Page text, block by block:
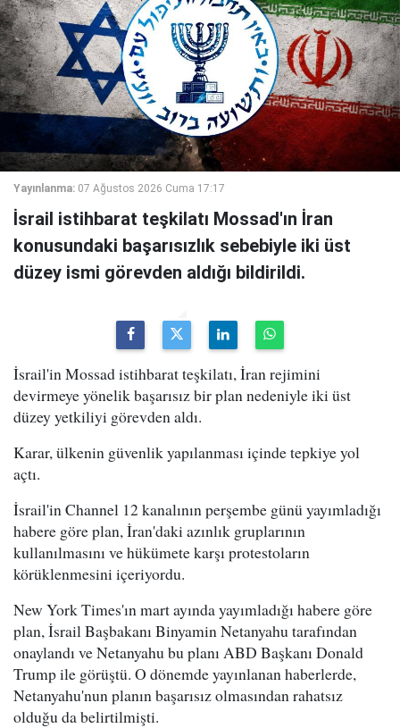
Yayınlanma: 07 Ağustos 2026 Cuma 17:17
İsrail istihbarat teşkilatı Mossad'ın İran
konusundaki başarısızlık sebebiyle iki üst
düzey ismi görevden aldığı bildirildi.
İsrail'in Mossad istihbarat teşkilatı, İran rejimini
devirmeye yönelik başarısız bir plan nedeniyle iki üst
düzey yetkiliyi görevden aldı.
Karar, ülkenin güvenlik yapılanması içinde tepkiye yol
açtı.
İsrail'in Channel 12 kanalının perşembe günü yayımladığı
habere göre plan, İran'daki azınlık gruplarının
kullanılmasını ve hükümete karşı protestoların
körüklenmesini içeriyordu.
New York Times'ın mart ayında yayımladığı habere göre
plan, İsrail Başbakanı Binyamin Netanyahu tarafından
onaylandı ve Netanyahu bu planı ABD Başkanı Donald
Trump ile görüştü. O dönemde yayınlanan haberlerde,
Netanyahu'nun planın başarısız olmasından rahatsız
olduğu da belirtilmişti.